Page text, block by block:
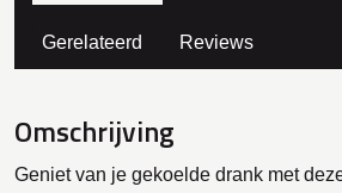
Gerelateerd Reviews
Omschrijving
Geniet van je gekoelde drank met